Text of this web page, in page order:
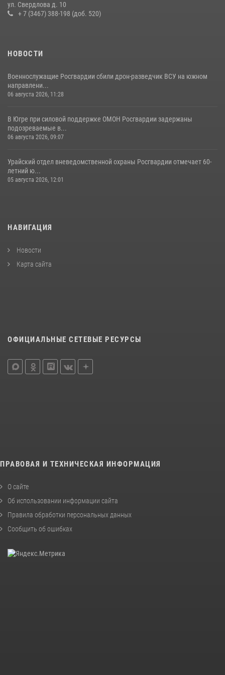
ул. Свердлова д. 10
+ 7 (3467) 388-198 (доб. 520)
НОВОСТИ
Военнослужащие Росгвардии сбили дрон-разведчик ВСУ на южном
направлени...
06 августа 2026, 11:28
В Югре при силовой поддержке ОМОН Росгвардии задержаны
подозреваемые в...
06 августа 2026, 09:07
Урайский отдел вневедомственной охраны Росгвардии отмечает 60-
летний ю...
05 августа 2026, 12:01
НАВИГАЦИЯ
Новости
Карта сайта
ОФИЦИАЛЬНЫЕ СЕТЕВЫЕ РЕСУРСЫ
ПРАВОВАЯ И ТЕХНИЧЕСКАЯ ИНФОРМАЦИЯ
О сайте
Об использовании информации сайта
Правила обработки персональных данных
Сообщить об ошибках